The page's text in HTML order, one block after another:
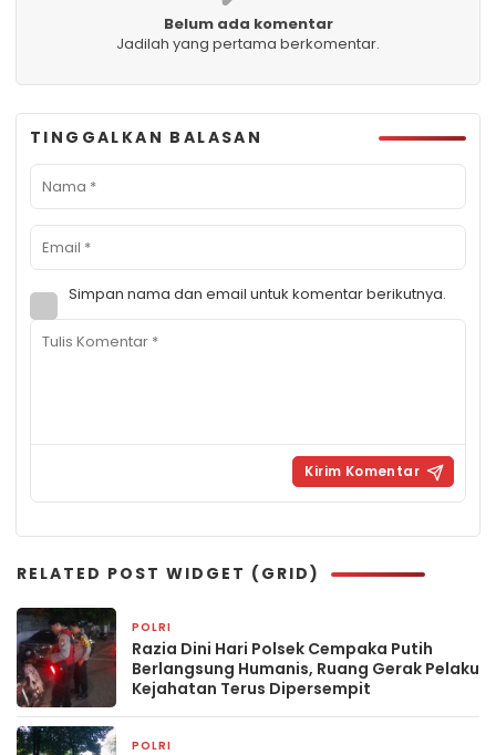
Belum ada komentar
Jadilah yang pertama berkomentar.
TINGGALKAN BALASAN
Simpan nama dan email untuk komentar berikutnya.
RELATED POST WIDGET (GRID)
POLRI
Razia Dini Hari Polsek Cempaka Putih
Berlangsung Humanis, Ruang Gerak Pelaku
Kejahatan Terus Dipersempit
POLRI